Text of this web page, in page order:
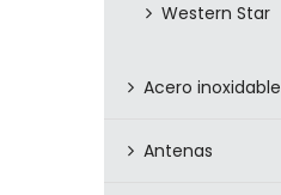
Western Star
Acero inoxidable
Antenas